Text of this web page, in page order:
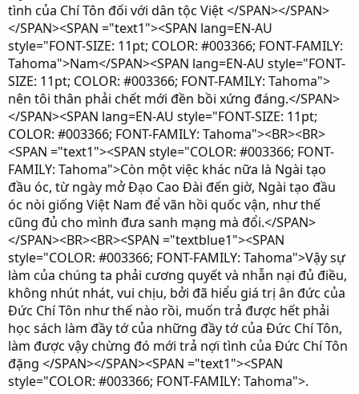
tình của Chí Tôn đối với dân tộc Việt </SPAN></SPAN>
</SPAN><SPAN ="text1"><SPAN lang=EN-AU
style="FONT-SIZE: 11pt; COLOR: #003366; FONT-FAMILY:
Tahoma">Nam</SPAN><SPAN lang=EN-AU style="FONT-
SIZE: 11pt; COLOR: #003366; FONT-FAMILY: Tahoma">
nên tôi thân phải chết mới đền bồi xứng đáng.</SPAN>
</SPAN><SPAN lang=EN-AU style="FONT-SIZE: 11pt;
COLOR: #003366; FONT-FAMILY: Tahoma"><BR><BR>
<SPAN ="text1"><SPAN style="COLOR: #003366; FONT-
FAMILY: Tahoma">Còn một việc khác nữa là Ngài tạo
đầu óc, từ ngày mở Ðạo Cao Ðài đến giờ, Ngài tạo đầu
óc nòi giống Việt Nam để vãn hồi quốc vận, như thế
cũng đủ cho mình đưa sanh mạng mà đổi.</SPAN>
</SPAN><BR><BR><SPAN ="textblue1"><SPAN
style="COLOR: #003366; FONT-FAMILY: Tahoma">Vậy sự
làm của chúng ta phải cương quyết và nhẫn nại đủ điều,
không nhút nhát, vui chịu, bởi đã hiểu giá trị ân đức của
Ðức Chí Tôn như thế nào rồi, muốn trả được hết phải
học sách làm đầy tớ của những đầy tớ của Ðức Chí Tôn,
làm được vậy chừng đó mới trả nợï tình của Ðức Chí Tôn
đặng </SPAN></SPAN><SPAN ="text1"><SPAN
style="COLOR: #003366; FONT-FAMILY: Tahoma">.